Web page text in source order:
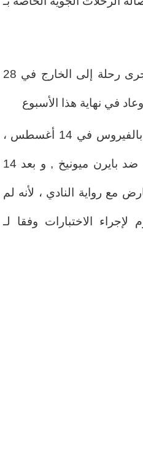
في الواقع ، تشير المعلومات إلى أن أومتيتي أجرى رحلة إلى الخارج في 28
في نهاية هذا الأسبوع
على وجه التحديد ، تم الإبلاغ عن اصابة أومتيتي بالفيروس في 14 أغسطس ،
قبل ساعة من انطلاق مباراة برشلونة المشؤوم ضد بايرن ميونيخ , و بعد 14
مع رواية النادي ، لأنه لم
الاختبارات وفقا لـ